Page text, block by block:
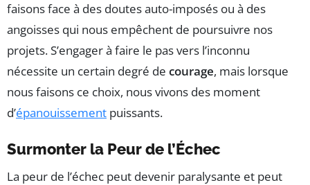
faisons face à des doutes auto-imposés ou à des
angoisses qui nous empêchent de poursuivre nos
projets. S’engager à faire le pas vers l’inconnu
nécessite un certain degré de courage, mais lorsque
nous faisons ce choix, nous vivons des moment
d’épanouissement puissants.
Surmonter la Peur de l’Échec
La peur de l’échec peut devenir paralysante et peut